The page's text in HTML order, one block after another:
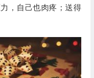
，自己也肉疼；送得